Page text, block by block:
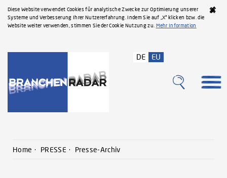
Diese Website verwendet Cookies für analytische Zwecke zur Optimierung unserer
Systeme und Verbesserung Ihrer Nutzererfahrung. Indem Sie auf „X“ klicken bzw. die
Website weiter verwenden, stimmen Sie der Cookie Nutzung zu. Mehr Information
DE EU
Home PRESSE Presse-Archiv